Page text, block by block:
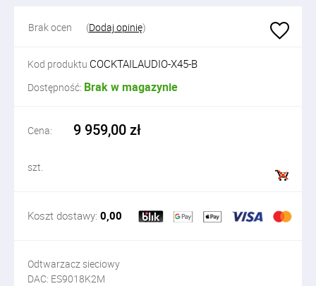
Brak ocen (Dodaj opinię)
Kod produktu COCKTAILAUDIO-X45-B
Dostępność: Brak w magazynie
Cena: 9 959,00 zł
szt.
Koszt dostawy: 0,00
Odtwarzacz sieciowy
DAC: ES9018K2M